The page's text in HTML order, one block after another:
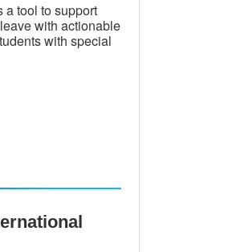
tool to support
with actionable
with special